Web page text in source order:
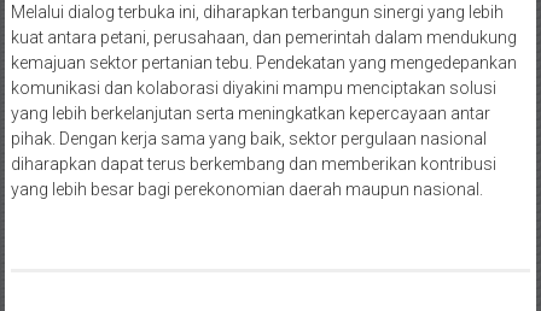
Melalui dialog terbuka ini, diharapkan terbangun sinergi yang lebih
kuat antara petani, perusahaan, dan pemerintah dalam mendukung
kemajuan sektor pertanian tebu. Pendekatan yang mengedepankan
komunikasi dan kolaborasi diyakini mampu menciptakan solusi
yang lebih berkelanjutan serta meningkatkan kepercayaan antar
pihak. Dengan kerja sama yang baik, sektor pergulaan nasional
diharapkan dapat terus berkembang dan memberikan kontribusi
yang lebih besar bagi perekonomian daerah maupun nasional.